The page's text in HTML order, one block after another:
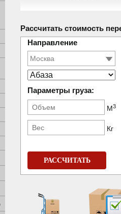
Рассчитать стоимость
Направление
Параметры груза:
М3
Кг
РАССЧИТАТЬ